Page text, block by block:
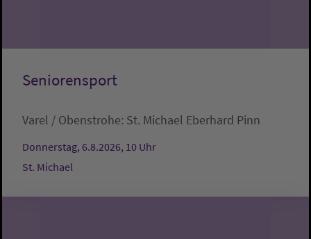
Seniorensport
Varel / Obenstrohe: St. Michael Eberhard Pinn
Donnerstag, 6.8.2026, 10 Uhr
St. Michael